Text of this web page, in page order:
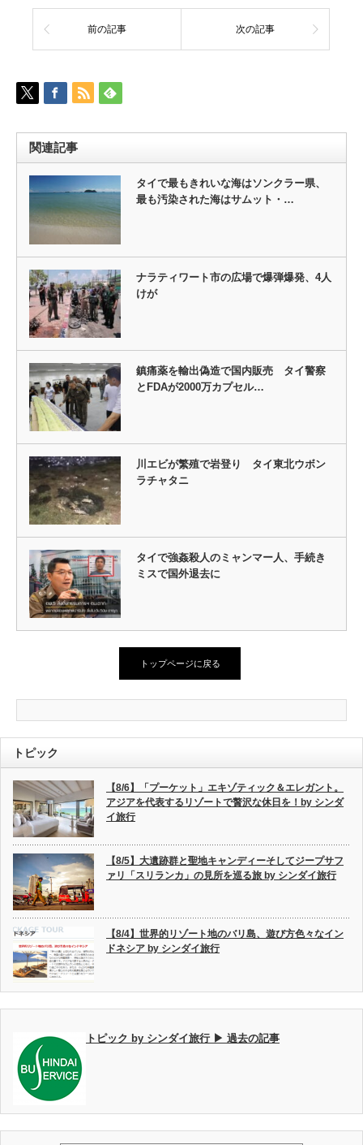
前の記事 次の記事
関連記事
タイで最もきれいな海はソンクラー県、
最も汚染された海はサムット・…
ナラティワート市の広場で爆弾爆発、4人
けが
鎮痛薬を輸出偽造で国内販売 タイ警察
とFDAが2000万カプセル…
川エビが繁殖で岩登り タイ東北ウボン
ラチャタニ
タイで強姦殺人のミャンマー人、手続き
ミスで国外退去に
トップページに戻る
トピック
【8/6】「プーケット」エキゾティック＆エレガント。
アジアを代表するリゾートで贅沢な休日を！by シンダ
イ旅行
【8/5】大遺跡群と聖地キャンディーそしてジープサフ
ァリ「スリランカ」の見所を巡る旅 by シンダイ旅行
【8/4】世界的リゾート地のバリ島、遊び方色々なイン
ドネシア by シンダイ旅行
トピック by シンダイ旅行 ▶ 過去の記事